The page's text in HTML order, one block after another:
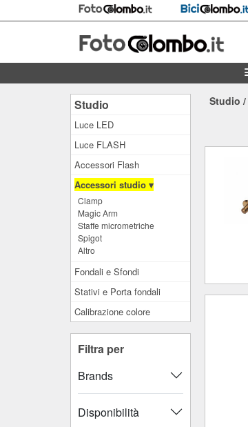
Studio
Luce LED
Luce FLASH
Accessori Flash
Accessori studio ▾
Clamp
Magic Arm
Staffe micrometriche
Spigot
Altro
Fondali e Sfondi
Stativi e Porta fondali
Calibrazione colore
Filtra per
Brands
Disponibilità
Studio /